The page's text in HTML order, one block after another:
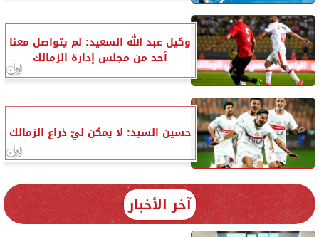
وكيل عبد الله السعيد: لم يتواصل معنا
أحد من مجلس إدارة الزمالك
حسين السيد: لا يمكن ليّ ذراع الزمالك
آخر الأخبار